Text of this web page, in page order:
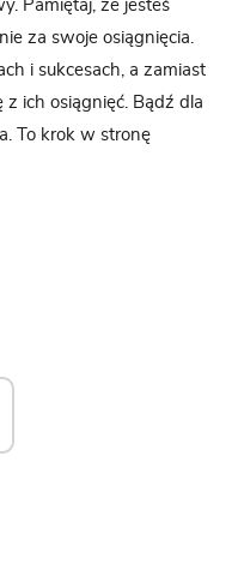
Pamiętaj, że jesteś
za swoje osiągnięcia.
i sukcesach, a zamiast
ich osiągnięć. Bądź dla
To krok w stronę